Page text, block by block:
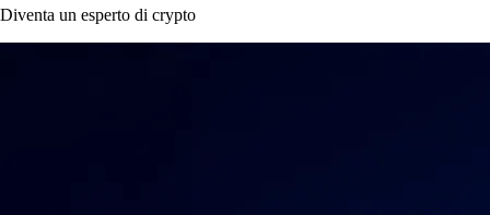
Diventa un esperto di crypto